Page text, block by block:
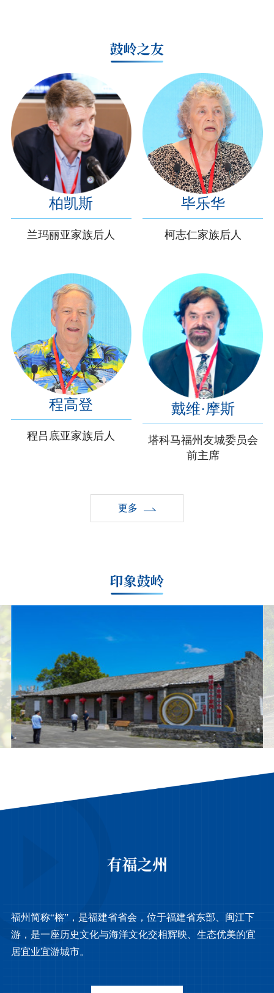
柏凯斯
兰玛丽亚家族后人
毕乐华
柯志仁家族后人
程高登
程吕底亚家族后人
戴维·摩斯
塔科马福州友城委员会
前主席
更多
福州简称“榕”，是福建省省会，位于福建省东部、闽江下
游，是一座历史文化与海洋文化交相辉映、生态优美的宜
居宜业宜游城市。